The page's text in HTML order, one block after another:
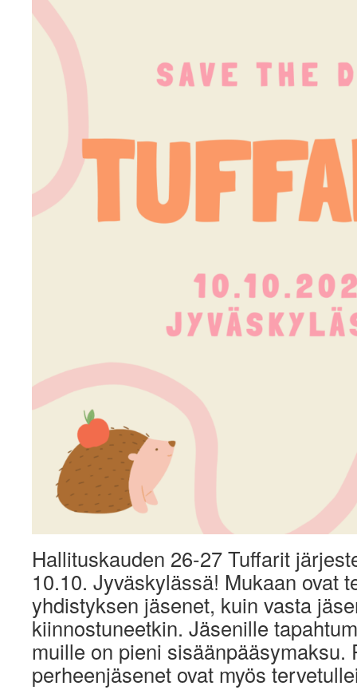
Hallituskauden 26-27 Tuffarit
10.10. Jyväskylässä! Mukaan ovat
yhdistyksen jäsenet, kuin vasta
kiinnostuneetkin. Jäsenille
muille on pieni sisäänpääsymaksu.
perheenjäsenet ovat myös